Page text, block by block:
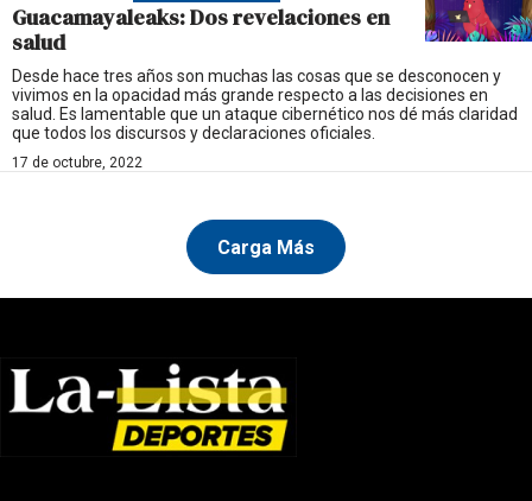
Guacamayaleaks: Dos revelaciones en
salud
Desde hace tres años son muchas las cosas que se desconocen y
vivimos en la opacidad más grande respecto a las decisiones en
salud. Es lamentable que un ataque cibernético nos dé más claridad
que todos los discursos y declaraciones oficiales.
17 de octubre, 2022
Carga Más